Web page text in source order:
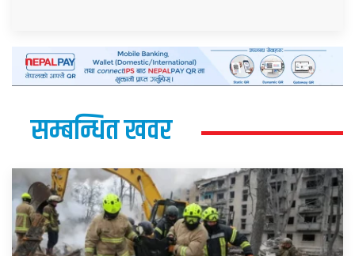
सम्बन्धित खवर